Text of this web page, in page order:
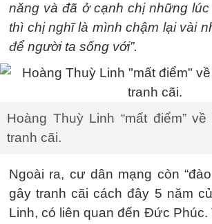
năng và đã ở cạnh chị những
thì chị nghĩ là mình chậm lại vài
để người ta sống với”.
Hoàng Thuỳ Linh “mất điểm”
tranh cãi.
Ngoài ra, cư dân mạng còn
gây tranh cãi cách đây 5 năm
Linh, có liên quan đến Đức Phúc.